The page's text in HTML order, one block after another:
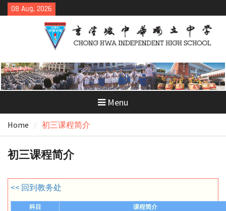
Skip
to
08 Aug, 2026
Menu
Home 初三课程简介
初三课程简介
<< 回到教务处
科目 课程简介